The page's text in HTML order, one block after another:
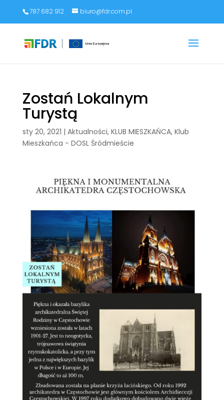
787 682 912 biuro@fdr.com.pl
Zostań Lokalnym
Turystą
sty 20, 2021 | Aktualności, KLUB MIESZKAŃCA, Klub
Mieszkańca - DOSL Śródmieście